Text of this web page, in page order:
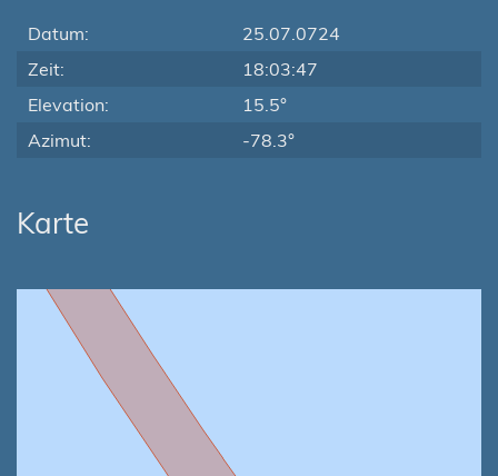
Datum:
25.07.0724
Zeit:
18:03:47
Elevation:
15.5°
Azimut:
-78.3°
Karte